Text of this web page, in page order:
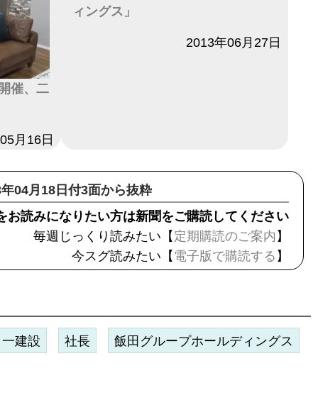
催、二
月16日
ィングス」
2013年06月27日
04月18日付3面から抜粋
お読みになりたい方は新聞をご購読してください
毎週じっくり読みたい【 定期購読のご案内 】
今スグ読みたい【 電子版で購読する 】
一建設 社長 飯田グループホールディングス